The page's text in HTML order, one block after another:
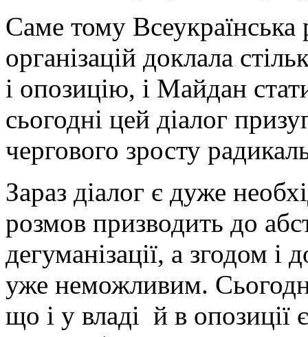
Саме тому Всеукраїнська
організацій доклала
і опозицію, і Майдан
сьогодні цей діалог
чергового зросту
Зараз діалог є дуже
розмов призводить до
дегуманізації, а згодом і
уже неможливим.
що і у владі й в опозиції